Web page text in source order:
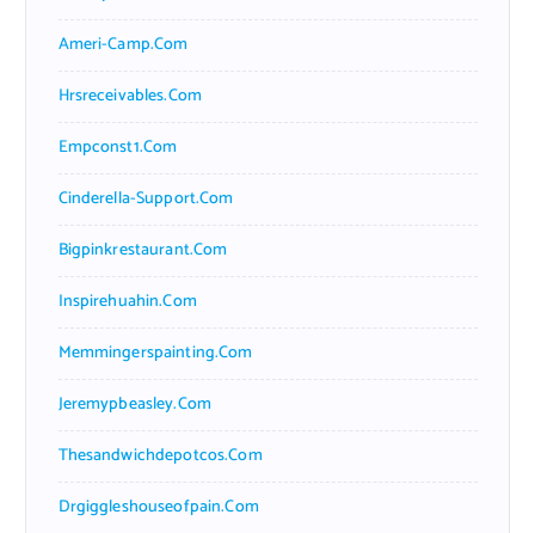
Ameri-Camp.com
Hrsreceivables.com
Empconst1.com
Cinderella-Support.com
Bigpinkrestaurant.com
Inspirehuahin.com
Memmingerspainting.com
Jeremypbeasley.com
Thesandwichdepotcos.com
Drgiggleshouseofpain.com